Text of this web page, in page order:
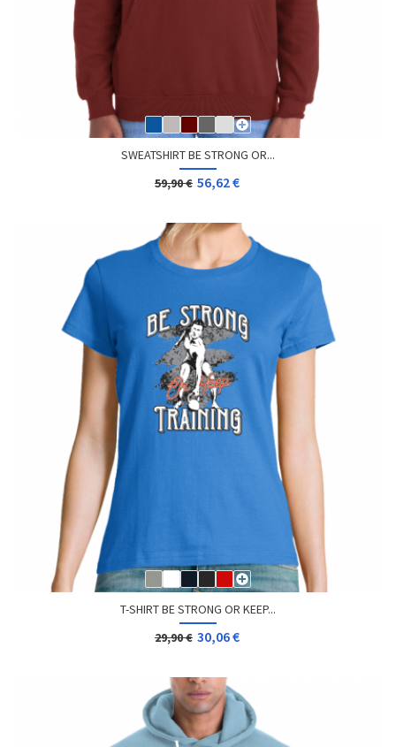
SWEATSHIRT BE STRONG OR...
59,90 € 56,62 €
T-SHIRT BE STRONG OR KEEP...
29,90 € 30,06 €